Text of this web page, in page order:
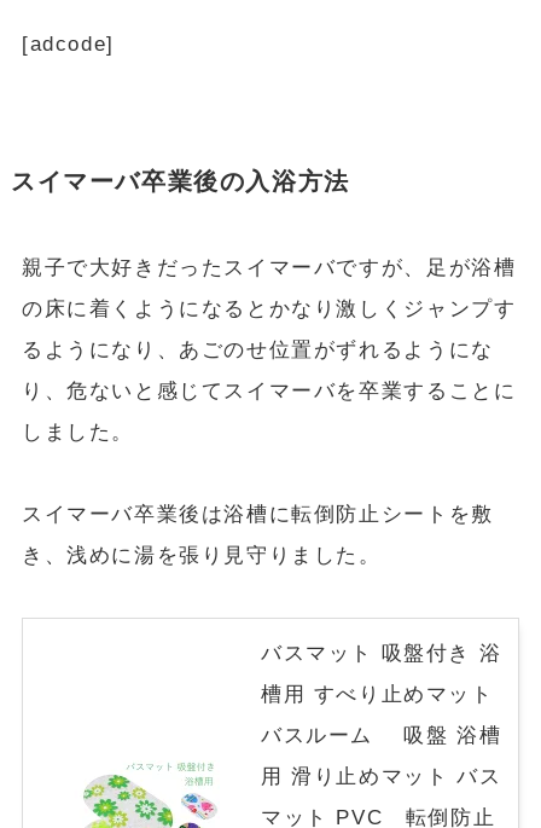
[adcode]
スイマーバ卒業後の入浴方法
親子で大好きだったスイマーバですが、足が浴槽
の床に着くようになるとかなり激しくジャンプす
るようになり、あごのせ位置がずれるようにな
り、危ないと感じてスイマーバを卒業することに
しました。
スイマーバ卒業後は浴槽に転倒防止シートを敷
き、浅めに湯を張り見守りました。
バスマット 吸盤付き 浴
槽用 すべり止めマット
バスルーム 吸盤 浴槽
用 滑り止めマット バス
マット PVC 転倒防止